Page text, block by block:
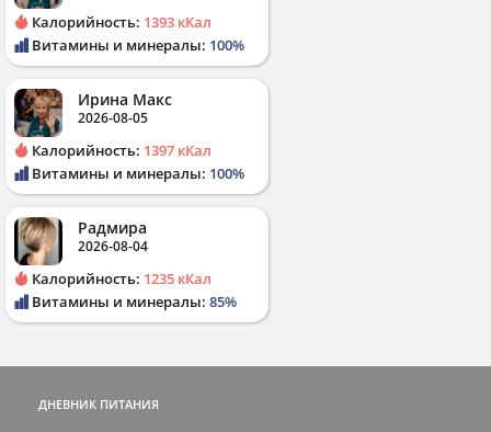
Калорийность: 1393 кКал
Витамины и минералы: 100%
Ирина Макс
2026-08-05
Калорийность: 1397 кКал
Витамины и минералы: 100%
Радмира
2026-08-04
Калорийность: 1235 кКал
Витамины и минералы: 85%
ДНЕВНИК ПИТАНИЯ